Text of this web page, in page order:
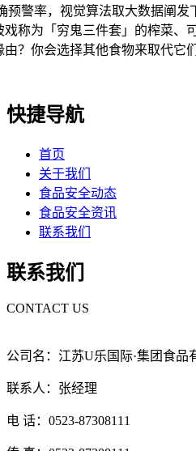
预警率，视觉算法取大数据阐
称为「穷鬼三件套」的榨菜、
由？你会选择其他食物来取代它们
快捷导航
首页
关于我们
食品安全动态
食品安全资讯
联系我们
联系我们
CONTACT US
公司名：江苏U乐国际·集团食品
联系人：张经理
电 话：0523-87308111